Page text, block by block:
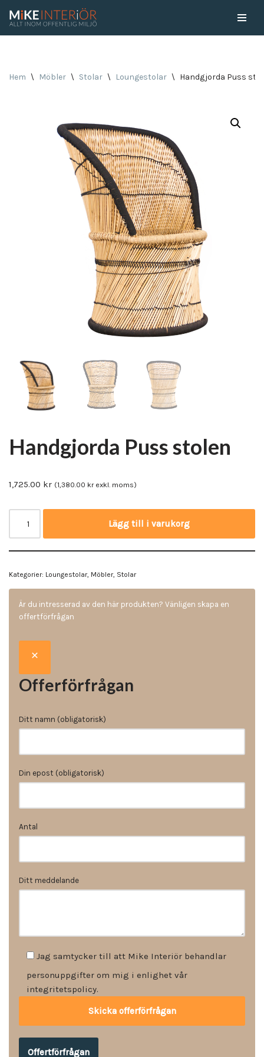
Hem \ Möbler \ Stolar \ Loungestolar \ Handgjorda Puss
Handgjorda Puss stolen
1,725.00 kr (1,380.00 krexkl. moms)
Lägg till i varukorg
Kategorier: Loungestolar, Möbler, Stolar
Är du intresserad av den här produkten? Vänligen skapa en
offertförfrågan
Offerförfrågan
Ditt namn (obligatorisk)
Din epost (obligatorisk)
Antal
Ditt meddelande
Jag samtycker till att Mike Interiör behandlar
personuppgifter om mig i enlighet vår
integritetspolicy.
Offertförfrågan